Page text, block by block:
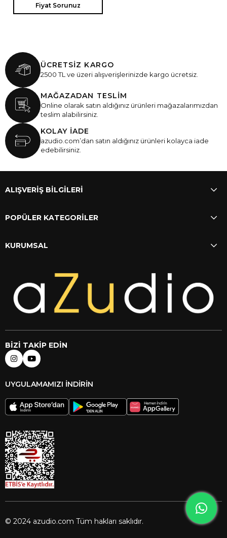
Fiyat Sorunuz
ÜCRETSİZ KARGO
2500 TL ve üzeri alışverişlerinizde kargo ücretsiz.
MAĞAZADAN TESLİM
Online olarak satın aldığınız ürünleri mağazalarımızdan
teslim alabilirsiniz.
KOLAY İADE
azudio.com’dan satın aldığınız ürünleri kolayca iade
edebilirsiniz.
ALIŞVERİŞ BİLGİLERİ
POPÜLER KATEGORİLER
KURUMSAL
BİZİ TAKİP EDİN
UYGULAMAMIZI İNDİRİN
© 2024 azudio.com Tüm hakları saklıdır.